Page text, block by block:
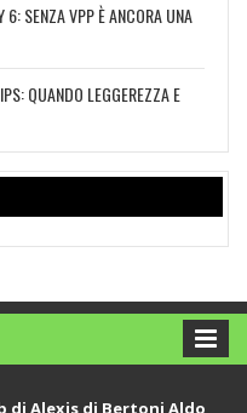
SENZA VPP È ANCORA UNA
QUANDO LEGGEREZZA E
di Alexis di Bertoni Aldo